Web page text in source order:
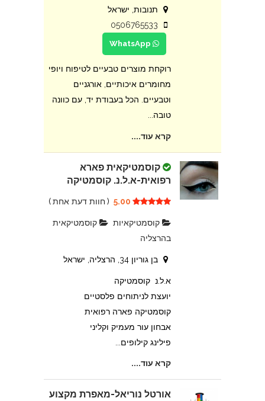
תנובות, ישראל
0506765533
רוקחת מוצרים טבעיים לטיפוח ויופי
מחומרים איכותיים, אורגניים
וטבעיים. הכל בעבודת יד, עם כוונה
טובה...
קרא עוד....
קוסמטיקאית פארא
רפואית-א.ל.נ. קוסמטיקה
5.00
( חוות דעת אחת)
קוסמטיקאיות
קוסמטיקאית
בהרצליה
בן גוריון 34, הרצליה, ישראל
א.ל.נ קוסמטיקה
יועצת לניתוחים פלסטיים
קוסמטיקה פארה רפואית
אבחון עור מעמיק וקליני
פילינג קילופים...
קרא עוד....
אורטל נוריאל-מאפרת מקצוע